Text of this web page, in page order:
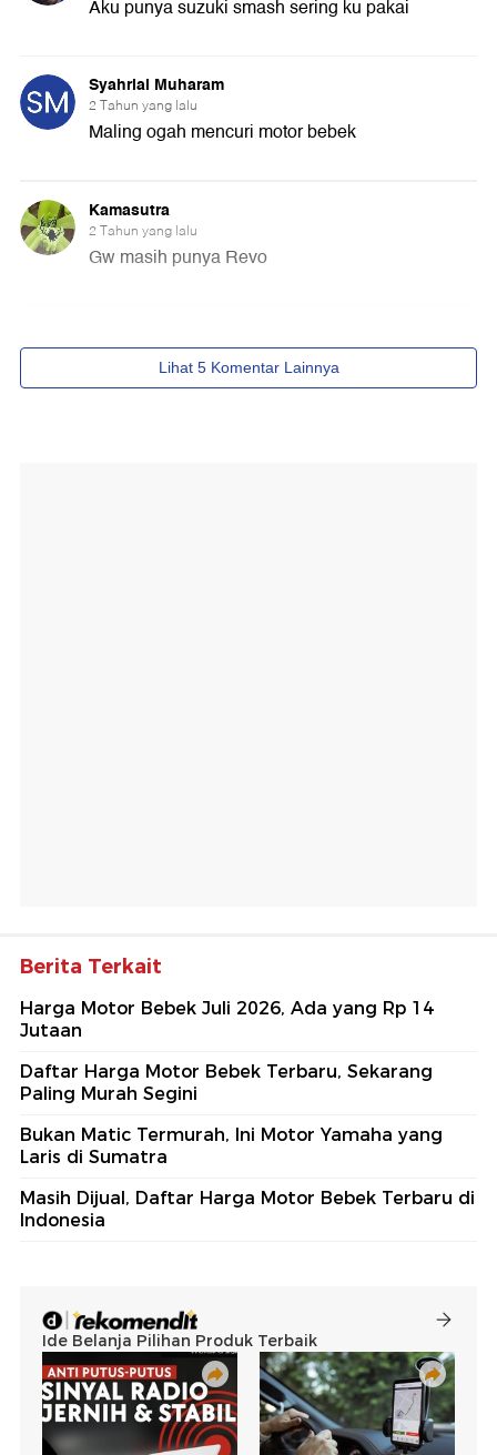
Berita Terkait
Harga Motor Bebek Juli 2026, Ada yang Rp 14
Jutaan
Daftar Harga Motor Bebek Terbaru, Sekarang
Paling Murah Segini
Bukan Matic Termurah, Ini Motor Yamaha yang
Laris di Sumatra
Masih Dijual, Daftar Harga Motor Bebek Terbaru di
Indonesia